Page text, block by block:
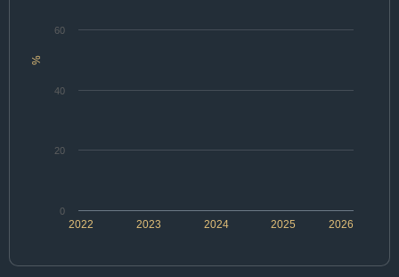
%
2022 2024 2026
2023 2025
0
20
40
60